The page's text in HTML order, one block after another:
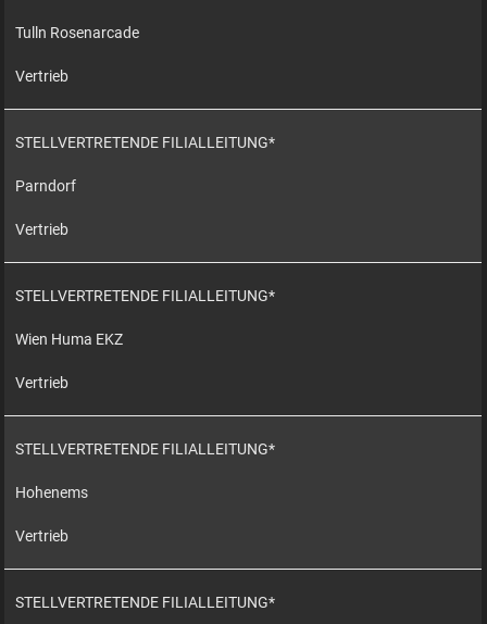
Tulln Rosenarcade
Vertrieb
STELLVERTRETENDE FILIALLEITUNG*
Parndorf
Vertrieb
STELLVERTRETENDE FILIALLEITUNG*
Wien Huma EKZ
Vertrieb
STELLVERTRETENDE FILIALLEITUNG*
Hohenems
Vertrieb
STELLVERTRETENDE FILIALLEITUNG*